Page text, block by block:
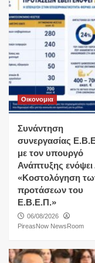
Οικονομια
Συνάντηση
συνεργασίας
με τον υπουργό
Ανάπτυξης
«Κοστολόγηση
προτάσεων του
Ε.Β.Ε.Π.»
06/08/2026
PireasNow NewsRoom